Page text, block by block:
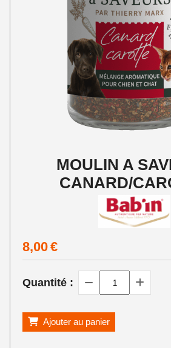
MOULIN A
CANARD/
8,00€
Quantité :
Ajouter au panier